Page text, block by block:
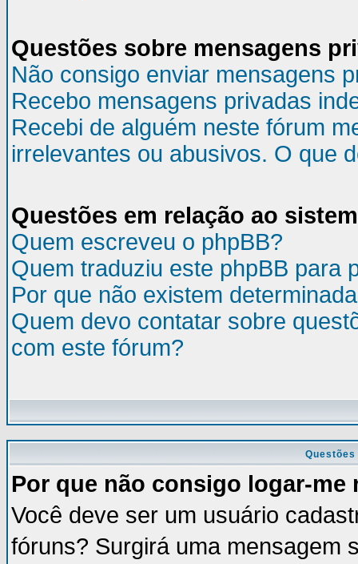
Questões sobre mensagens
Não consigo enviar mensagens
Recebo mensagens privadas
Recebi de alguém neste fórum
irrelevantes ou abusivos. O que
Questões em relação ao
Quem escreveu o phpBB?
Quem traduziu este phpBB para
Por que não existem
Quem devo contatar sobre
com este fórum?
Por que não consigo logar-me
Você deve ser um usuário
fóruns? Surgirá uma mensagem